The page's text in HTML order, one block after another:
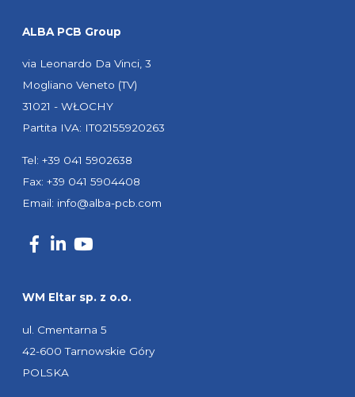
ALBA PCB Group
via Leonardo Da Vinci, 3
Mogliano Veneto (TV)
31021 - WŁOCHY
Partita IVA: IT02155920263
Tel: +39 041 5902638
Fax: +39 041 5904408
Email: info@alba-pcb.com
WM Eltar sp. z o.o.
ul. Cmentarna 5
42-600 Tarnowskie Góry
POLSKA